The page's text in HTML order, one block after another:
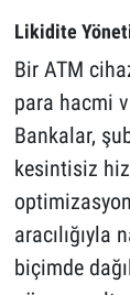
Likidite
Bir ATM
para hacmi
Bankalar,
kesintisiz
biçimde